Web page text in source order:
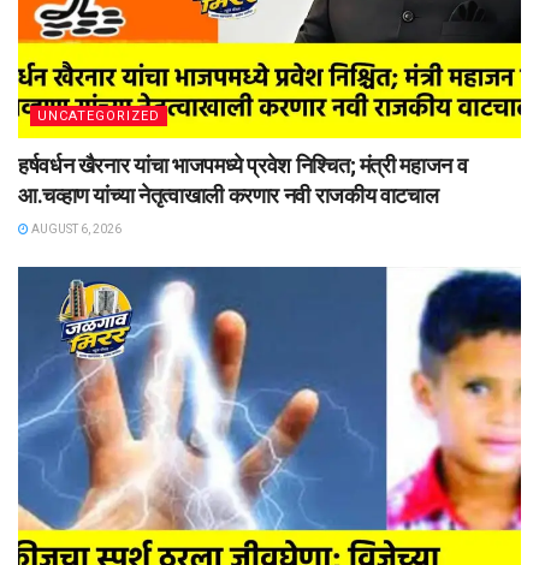
UNCATEGORIZED
हर्षवर्धन खैरनार यांचा भाजपमध्ये प्रवेश निश्चित; मंत्री महाजन व
आ.चव्हाण यांच्या नेतृत्वाखाली करणार नवी राजकीय वाटचाल
AUGUST 6, 2026